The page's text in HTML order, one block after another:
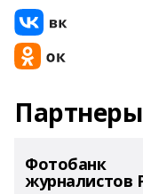
Партнеры
Фотобанк
журналистов